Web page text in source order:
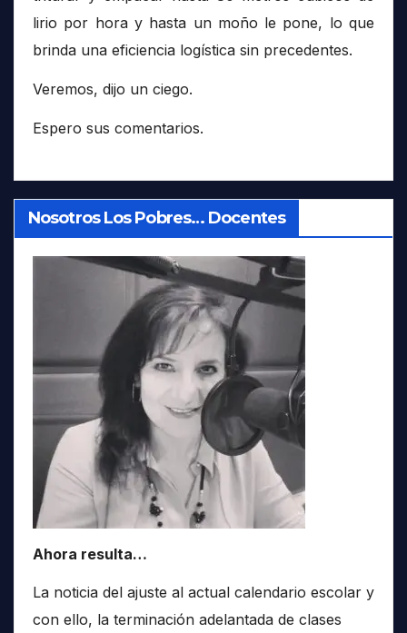
lirio por hora y hasta un moño le pone, lo que
brinda una eficiencia logística sin precedentes.
Veremos, dijo un ciego.
Espero sus comentarios.
Nosotros Los Pobres… Docentes
Ahora resulta…
La noticia del ajuste al actual calendario escolar y
con ello, la terminación adelantada de clases